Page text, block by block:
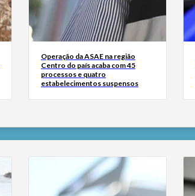
Operação da ASAE na região
Centro do país acaba com 45
processos e quatro
estabelecimentos suspensos